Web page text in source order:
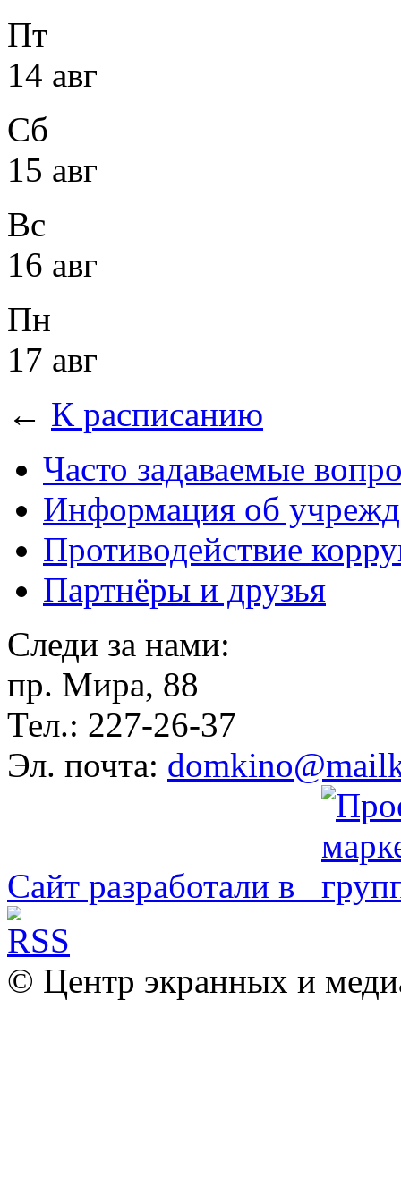
Пт
14 авг
Сб
15 авг
Вс
16 авг
Пн
17 авг
← К расписанию
Часто задаваемые
Информация об
Противодействие
Партнёры и друзья
Следи за нами:
пр. Мира, 88
Тел.: 227-26-37
Эл. почта:
Сайт разработали в
© Центр экранных и